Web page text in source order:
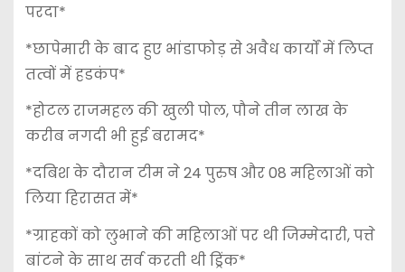
परदा*
*छापेमारी के बाद हुए भांडाफोड़ से अवैध कार्यों में लिप्त
तत्वों में हडकंप*
*होटल राजमहल की खुली पोल, पौने तीन लाख के
करीब नगदी भी हुई बरामद*
*दबिश के दौरान टीम ने 24 पुरुष और 08 महिलाओं को
लिया हिरासत में*
*ग्राहकों को लुभाने की महिलाओं पर थी जिम्मेदारी, पत्ते
बांटने के साथ सर्व करती थी ड्रिंक*